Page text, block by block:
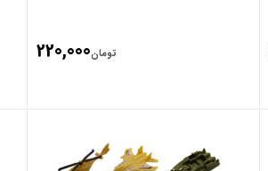
تومان220,000